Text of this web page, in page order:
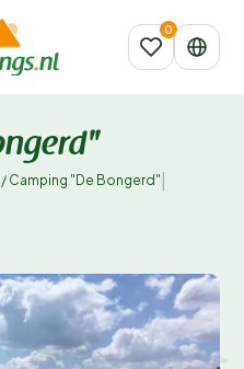
/ Camping "De Bongerd"